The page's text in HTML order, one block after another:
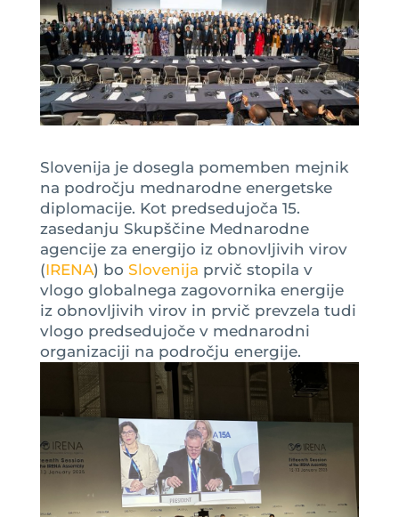
Slovenija je dosegla pomemben mejnik
na področju mednarodne energetske
diplomacije. Kot predsedujoča 15.
zasedanju Skupščine Mednarodne
agencije za energijo iz obnovljivih virov
(IRENA) bo Slovenija prvič stopila v
vlogo globalnega zagovornika energije
iz obnovljivih virov in prvič prevzela tudi
vlogo predsedujoče v mednarodni
organizaciji na področju energije.